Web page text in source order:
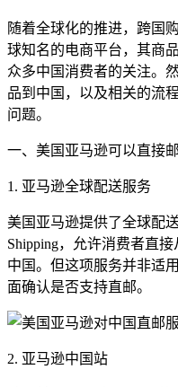
随着全球化的推进，跨国
球知名的电商平台，其商
众多中国消费者的关注。
品到中国，以及相关的流
问题。
一、美国亚马逊可以直接
1. 亚马逊全球配送服务
美国亚马逊提供了全球配
Shipping，允许消费者直
中国。但这项服务并非适
面确认是否支持直邮。
2. 亚马逊中国站